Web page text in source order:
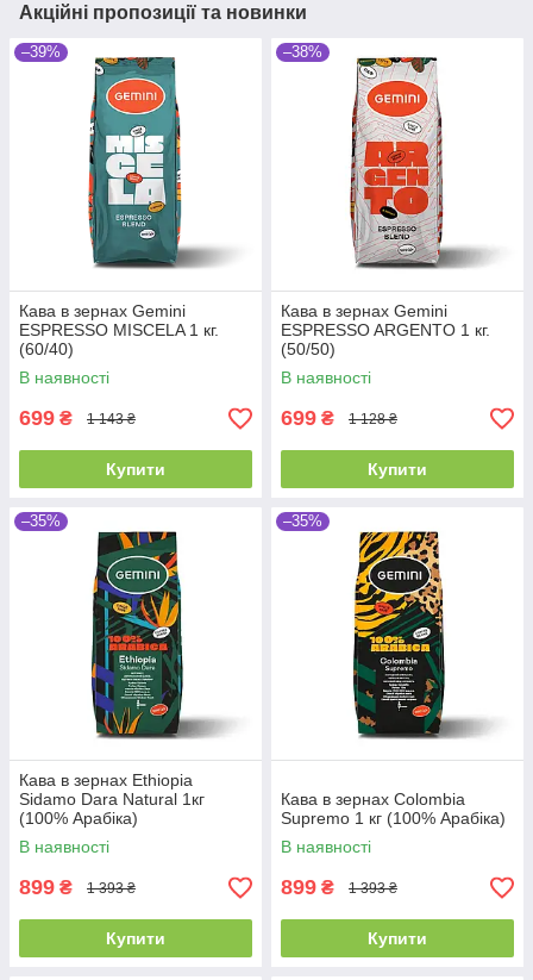
Акційні пропозиції та новинки
–39%
Кава в зернах Gemini
ESPRESSO MISCELA 1 кг.
(60/40)
В наявності
699 ₴ 1 143 ₴
Купити
–38%
Кава в зернах Gemini
ESPRESSO ARGENTO 1 кг.
(50/50)
В наявності
699 ₴ 1 128 ₴
Купити
–35%
Кава в зернах Ethiopia
Sidamo Dara Natural 1кг
(100% Арабіка)
В наявності
899 ₴ 1 393 ₴
Купити
–35%
Кава в зернах Colombia
Supremo 1 кг (100% Арабіка)
В наявності
899 ₴ 1 393 ₴
Купити